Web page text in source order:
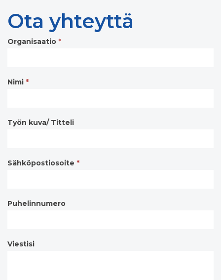
Ota yhteyttä
Contact
Organisaatio *
Nimi *
Työn kuva/ Titteli
Sähköpostiosoite *
Puhelinnumero
Viestisi